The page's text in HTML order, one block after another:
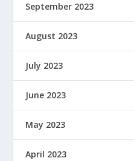
September 2023
August 2023
July 2023
June 2023
May 2023
April 2023